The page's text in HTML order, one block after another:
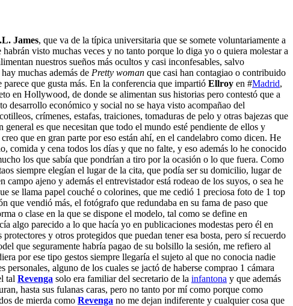
James, que va de la típica universitaria que se somete voluntariamente a
habrán visto muchas veces y no tanto porque lo diga yo o quiera molestar a
nuestros sueños más ocultos y casi inconfesables, salvo
muchas además de Pretty woman que casi han contagiao o contribuido
que gusta más. En la conferencia que impartió Ellroy en #Madrid,
en Hollywood, de donde se alimentan sus historias pero contestó que a
desarrollo económico y social no se haya visto acompañao del
crímenes, estafas, traiciones, tomaduras de pelo y otras bajezas que
es que necesitan que todo el mundo esté pendiente de ellos y
que en gran parte por eso están ahí, en el candelabro como dicen. He
comida y cena todos los días y que no falte, y eso además lo he conocido
los que sabía que pondrían a tiro por la ocasión o lo que fuera. Como
siempre elegían el lugar de la cita, que podía ser su domicilio, lugar de
ajeno y además el entrevistador está rodeao de los suyos, o sea he
se llama papel couché o colorines, que me cedió 1 preciosa foto de 1 top
que vendió más, el fotógrafo que redundaba en su fama de paso que
o clase en la que se dispone el modelo, tal como se define en
algo parecido a lo que hacía yo en publicaciones modestas pero él en
y otros protegidos que puedan tener esa bosta, pero sí recuerdo
que seguramente habría pagao de su bolsillo la sesión, me refiero al
por ese tipo gestos siempre llegaría el sujeto al que no conocia nadie
alguno de los cuales se jactó de haberse comprao 1 cámara
tal Revenga solo era familiar del secretario de la infantona y que además
hasta sus fulanas caras, pero no tanto por mí como porque como
de mierda como Revenga no me dejan indiferente y cualquier cosa que